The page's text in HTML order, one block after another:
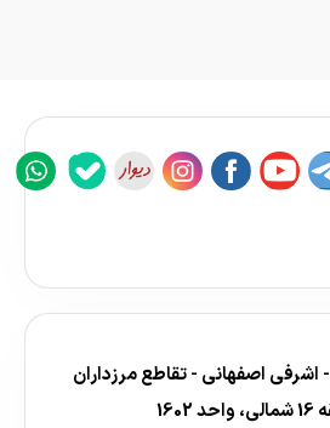
اصفهانی - تقاطع مرزداران